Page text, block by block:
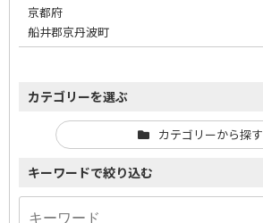
京都府
船井郡京丹波町
カテゴリーを選ぶ
カテゴリーから探す
キーワードで絞り込む